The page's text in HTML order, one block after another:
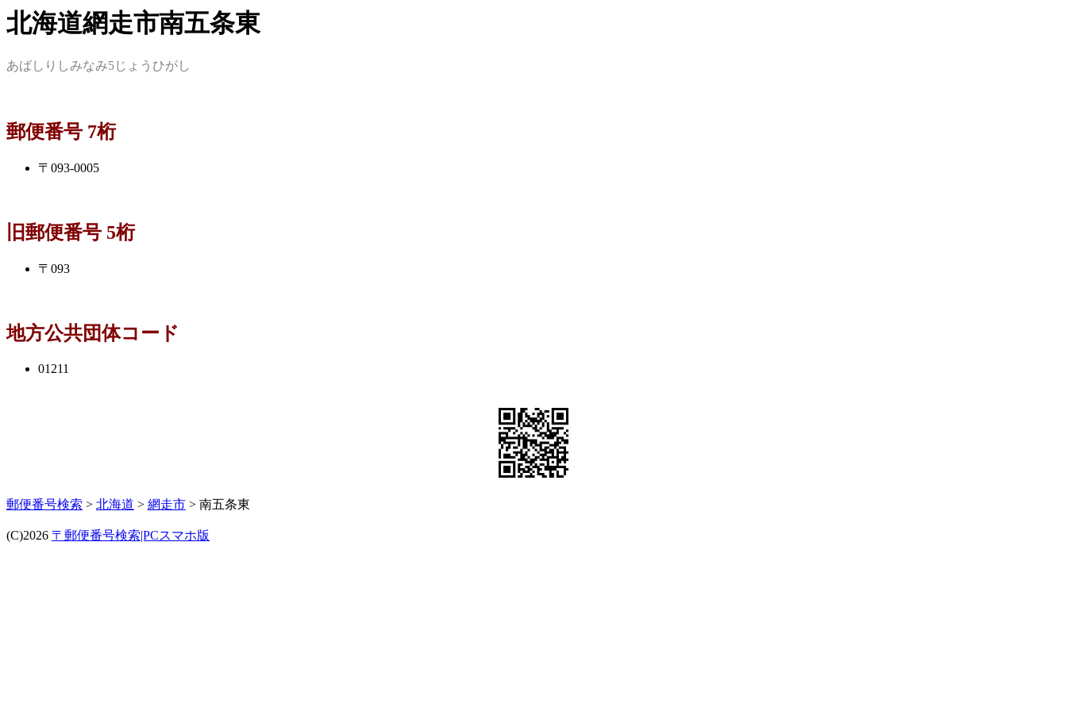
北海道網走市南五条東
あばしりしみなみ5じょうひがし
郵便番号 7桁
〒093-0005
旧郵便番号 5桁
〒093
地方公共団体コード
01211
郵便番号検索 > 北海道 > 網走市 > 南五条東
(C)2026 〒郵便番号検索|PCスマホ版